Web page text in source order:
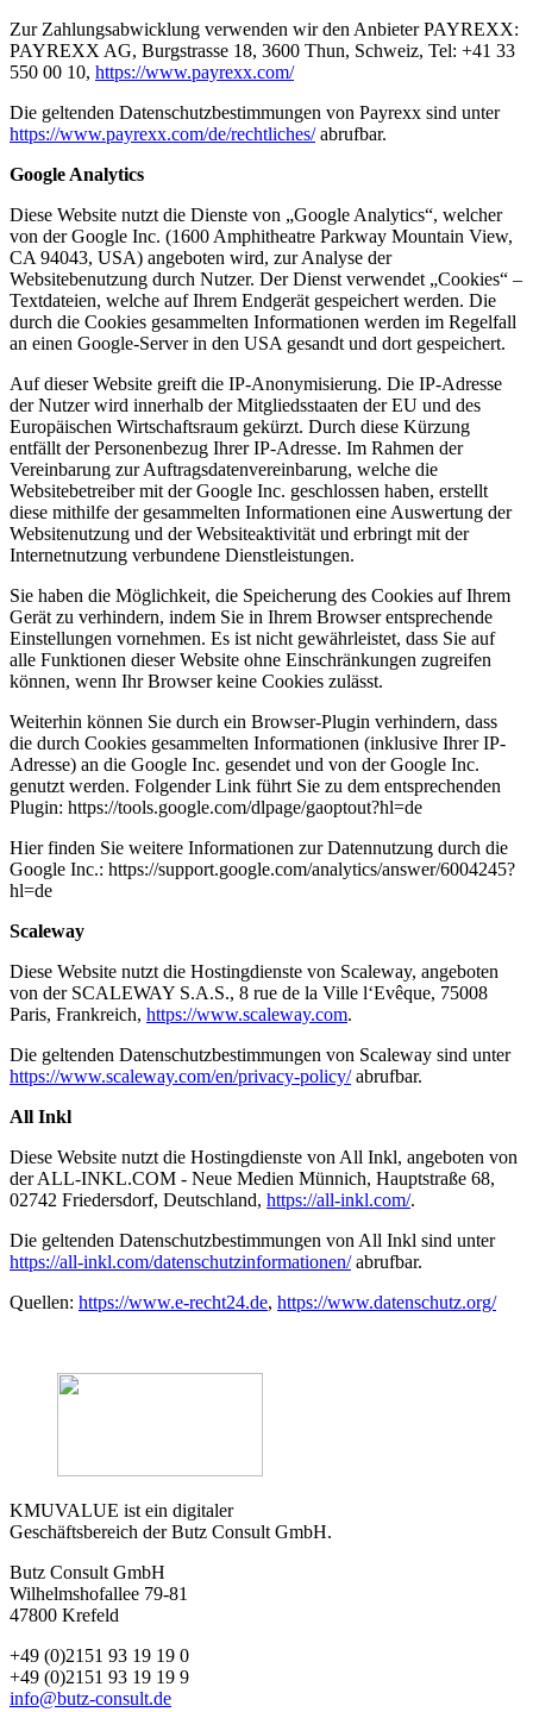
Zur Zahlungsabwicklung verwenden wir den Anbieter PAYREXX:
PAYREXX AG, Burgstrasse 18, 3600 Thun, Schweiz, Tel: +41 33
550 00 10, https://www.payrexx.com/
Die geltenden Datenschutzbestimmungen von Payrexx sind unter
https://www.payrexx.com/de/rechtliches/abrufbar.
Google Analytics
Diese Website nutzt die Dienste von „Google Analytics“, welcher
von der Google Inc. (1600 Amphitheatre Parkway Mountain View,
CA 94043, USA) angeboten wird, zur Analyse der
Websitebenutzung durch Nutzer. Der Dienst verwendet „Cookies“ –
Textdateien, welche auf Ihrem Endgerät gespeichert werden. Die
durch die Cookies gesammelten Informationen werden im Regelfall
an einen Google-Server in den USA gesandt und dort gespeichert.
Auf dieser Website greift die IP-Anonymisierung. Die IP-Adresse
der Nutzer wird innerhalb der Mitgliedsstaaten der EU und des
Europäischen Wirtschaftsraum gekürzt. Durch diese Kürzung
entfällt der Personenbezug Ihrer IP-Adresse. Im Rahmen der
Vereinbarung zur Auftragsdatenvereinbarung, welche die
Websitebetreiber mit der Google Inc. geschlossen haben, erstellt
diese mithilfe der gesammelten Informationen eine Auswertung der
Websitenutzung und der Websiteaktivität und erbringt mit der
Internetnutzung verbundene Dienstleistungen.
Sie haben die Möglichkeit, die Speicherung des Cookies auf Ihrem
Gerät zu verhindern, indem Sie in Ihrem Browser entsprechende
Einstellungen vornehmen. Es ist nicht gewährleistet, dass Sie auf
alle Funktionen dieser Website ohne Einschränkungen zugreifen
können, wenn Ihr Browser keine Cookies zulässt.
Weiterhin können Sie durch ein Browser-Plugin verhindern, dass
die durch Cookies gesammelten Informationen (inklusive Ihrer IP-
Adresse) an die Google Inc. gesendet und von der Google Inc.
genutzt werden. Folgender Link führt Sie zu dem entsprechenden
Plugin: https://tools.google.com/dlpage/gaoptout?hl=de
Hier finden Sie weitere Informationen zur Datennutzung durch die
Google Inc.: https://support.google.com/analytics/answer/6004245?
hl=de
Scaleway
Diese Website nutzt die Hostingdienste von Scaleway, angeboten
von der SCALEWAY S.A.S., 8 rue de la Ville l‘Evêque, 75008
Paris, Frankreich, https://www.scaleway.com.
Die geltenden Datenschutzbestimmungen von Scaleway sind unter
https://www.scaleway.com/en/privacy-policy/abrufbar.
All Inkl
Diese Website nutzt die Hostingdienste von All Inkl, angeboten von
der ALL-INKL.COM - Neue Medien Münnich, Hauptstraße 68,
02742 Friedersdorf, Deutschland, https://all-inkl.com/.
Die geltenden Datenschutzbestimmungen von All Inkl sind unter
https://all-inkl.com/datenschutzinformationen/abrufbar.
Quellen: https://www.e-recht24.de, https://www.datenschutz.org/
KMUVALUE ist ein digitaler
Geschäftsbereich der Butz Consult GmbH.
Butz Consult GmbH
Wilhelmshofallee 79-81
47800 Krefeld
+49 (0)2151 93 19 19 0
+49 (0)2151 93 19 19 9
info@butz-consult.de